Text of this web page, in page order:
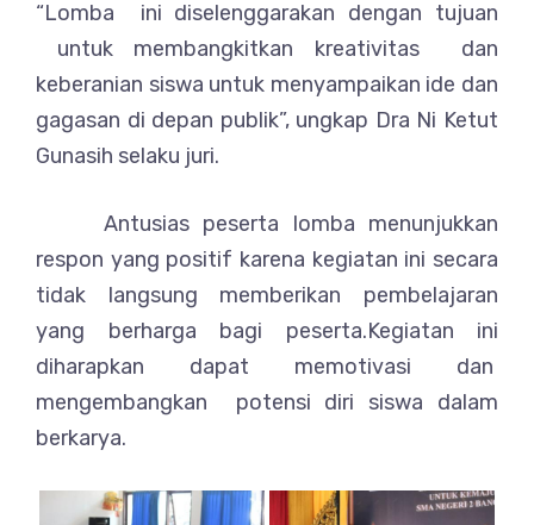
“Lomba ini diselenggarakan dengan tujuan
untuk membangkitkan kreativitas dan
keberanian siswa untuk menyampaikan ide dan
gagasan di depan publik”, ungkap Dra Ni Ketut
Gunasih selaku juri.
Antusias peserta lomba menunjukkan
respon yang positif karena kegiatan ini secara
tidak langsung memberikan pembelajaran
yang berharga bagi peserta.Kegiatan ini
diharapkan dapat memotivasi dan
mengembangkan potensi diri siswa dalam
berkarya.